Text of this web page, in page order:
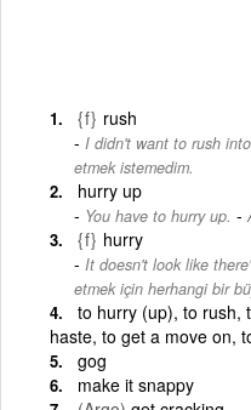
{f} rush
I didn't want to rush
etmek istemedim.
hurry up
You have to hurry up. -
{f} hurry
It doesn't look like
etmek için herhangi bir
to hurry (up), to rush,
haste, to get a move on,
gog
make it snappy